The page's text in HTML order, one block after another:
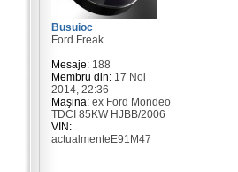
Busuioc
Ford Freak
Mesaje:188
Membru din:17 Noi
2014, 22:36
Maşina:ex Ford Mondeo
TDCI 85KW HJBB/2006
VIN:
actualmenteE91M47